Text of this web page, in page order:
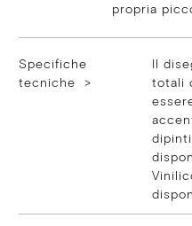
propria
Specifiche
tecniche >
Il
totali